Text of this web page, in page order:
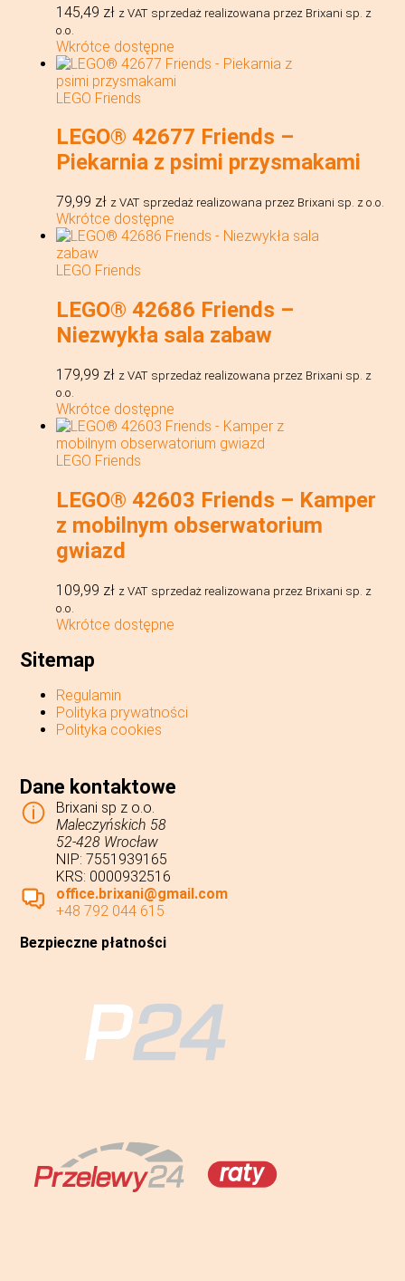
145,49 zł z VAT sprzedaż realizowana przez Brixani sp. z
o.o.
Wkrótce dostępne
LEGO Friends
LEGO® 42677 Friends –
Piekarnia z psimi przysmakami
79,99 zł z VAT sprzedaż realizowana przez Brixani sp. z o.o.
Wkrótce dostępne
LEGO Friends
LEGO® 42686 Friends –
Niezwykła sala zabaw
179,99 zł z VAT sprzedaż realizowana przez Brixani sp. z
o.o.
Wkrótce dostępne
LEGO Friends
LEGO® 42603 Friends – Kamper
z mobilnym obserwatorium
gwiazd
109,99 zł z VAT sprzedaż realizowana przez Brixani sp. z
o.o.
Wkrótce dostępne
Sitemap
Regulamin
Polityka prywatności
Polityka cookies
Dane kontaktowe
Brixani sp z o.o.
Maleczyńskich 58
52-428 Wrocław
NIP: 7551939165
KRS: 0000932516
office.brixani@gmail.com
+48 792 044 615
Bezpieczne płatności